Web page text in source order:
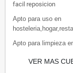
facil reposicion
Apto para uso en
Apto para limpieza
VER MAS